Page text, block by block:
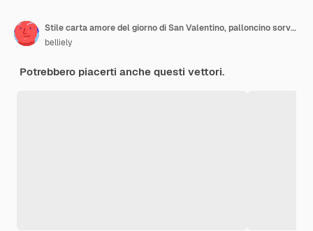
Stile carta amore del giorno di San Valentino, palloncino sorvolando nuvola con cuore galleggiante sul cielo, coppia luna di miele
belliely
Potrebbero piacerti anche questi vettori.